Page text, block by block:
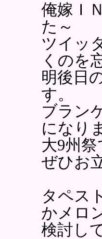
俺嫁Ｉ
た～
ツイッ
くのを
明後日
す。
ブラン
になり
大9州
ぜひお
タペス
かメロ
検討し